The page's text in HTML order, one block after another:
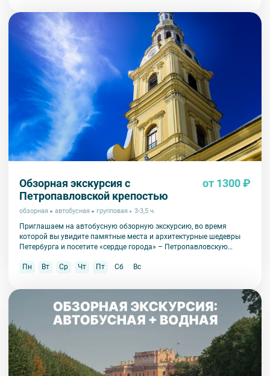
Обзорная экскурсия с
Петропавловской крепостью
от 1300 ₽
обзорная автобусная групповая 3-3,5 ч.
Приглашаем на автобусную обзорную экскурсию, во время
которой вы увидите памятные места и архитектурные шедевры
Петербурга и посетите «сердце города» – Петропавловскую
Пн
Вт Ср Чт Пт Сб Вс